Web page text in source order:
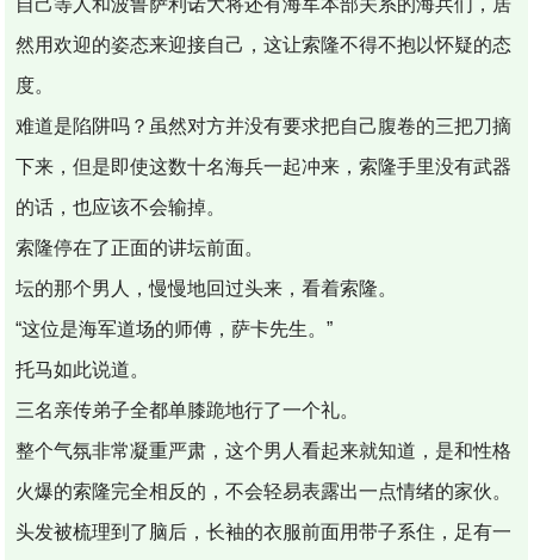
然用欢迎的姿态来迎接自己，这让索隆不得不抱以怀疑的态
度。
难道是陷阱吗？虽然对方并没有要求把自己腹卷的三把刀摘
下来，但是即使这数十名海兵一起冲来，索隆手里没有武器
的话，也应该不会输掉。
索隆停在了正面的讲坛前面。
坛的那个男人，慢慢地回过头来，看着索隆。
“这位是海军道场的师傅，萨卡先生。”
托马如此说道。
三名亲传弟子全都单膝跪地行了一个礼。
整个气氛非常凝重严肃，这个男人看起来就知道，是和性格
火爆的索隆完全相反的，不会轻易表露出一点情绪的家伙。
头发被梳理到了脑后，长袖的衣服前面用带子系住，足有一